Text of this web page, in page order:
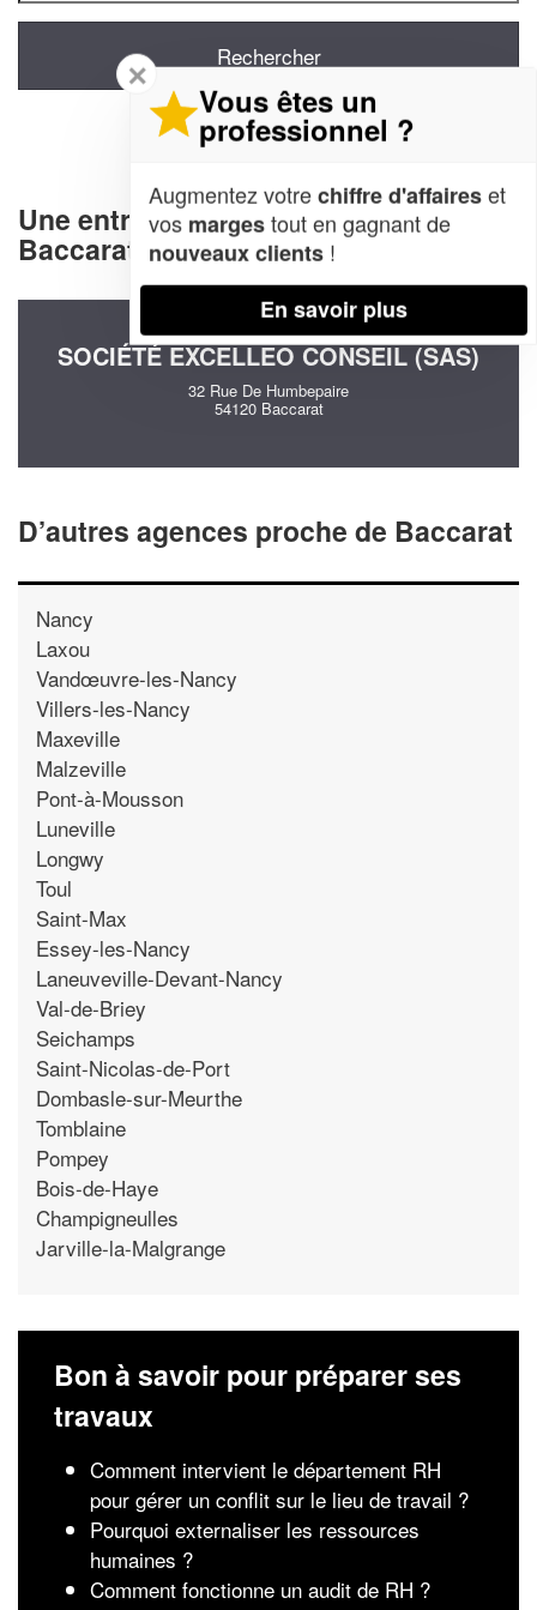
Une entreprise decommunication à
Baccarat (54120)
SOCIÉTÉ EXCELLEO CONSEIL (SAS)
32 Rue De Humbepaire
54120 Baccarat
D’autres agences proche de Baccarat
Nancy
Laxou
Vandœuvre-les-Nancy
Villers-les-Nancy
Maxeville
Malzeville
Pont-à-Mousson
Luneville
Longwy
Toul
Saint-Max
Essey-les-Nancy
Laneuveville-Devant-Nancy
Val-de-Briey
Seichamps
Saint-Nicolas-de-Port
Dombasle-sur-Meurthe
Tomblaine
Pompey
Bois-de-Haye
Champigneulles
Jarville-la-Malgrange
Bon à savoir pour préparer ses
travaux
Comment intervient le département RH
pour gérer un conflit sur le lieu de travail ?
Pourquoi externaliser les ressources
humaines ?
Comment fonctionne un audit de RH ?
✕
Vous êtes un
professionnel ?
Augmentez votrechiffre d'affaireset
vos margestout en gagnant de
nouveaux clients !
En savoir plus